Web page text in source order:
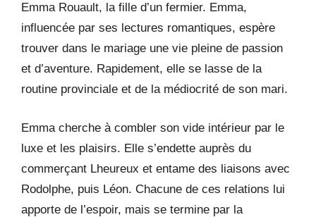
Emma Rouault, la fille d’un fermier. Emma,
influencée par ses lectures romantiques, espère
trouver dans le mariage une vie pleine de passion
et d’aventure. Rapidement, elle se lasse de la
routine provinciale et de la médiocrité de son mari.
Emma cherche à combler son vide intérieur par le
luxe et les plaisirs. Elle s’endette auprès du
commerçant Lheureux et entame des liaisons avec
Rodolphe, puis Léon. Chacune de ces relations lui
apporte de l’espoir, mais se termine par la